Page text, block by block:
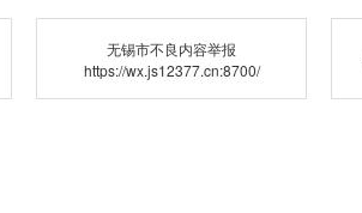
无锡市不良内容举报
https://wx.js12377.cn:8700/